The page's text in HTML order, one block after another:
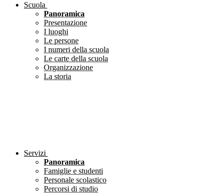
Scuola
Panoramica
Presentazione
I luoghi
Le persone
I numeri della scuola
Le carte della scuola
Organizzazione
La storia
Servizi
Panoramica
Famiglie e studenti
Personale scolastico
Percorsi di studio